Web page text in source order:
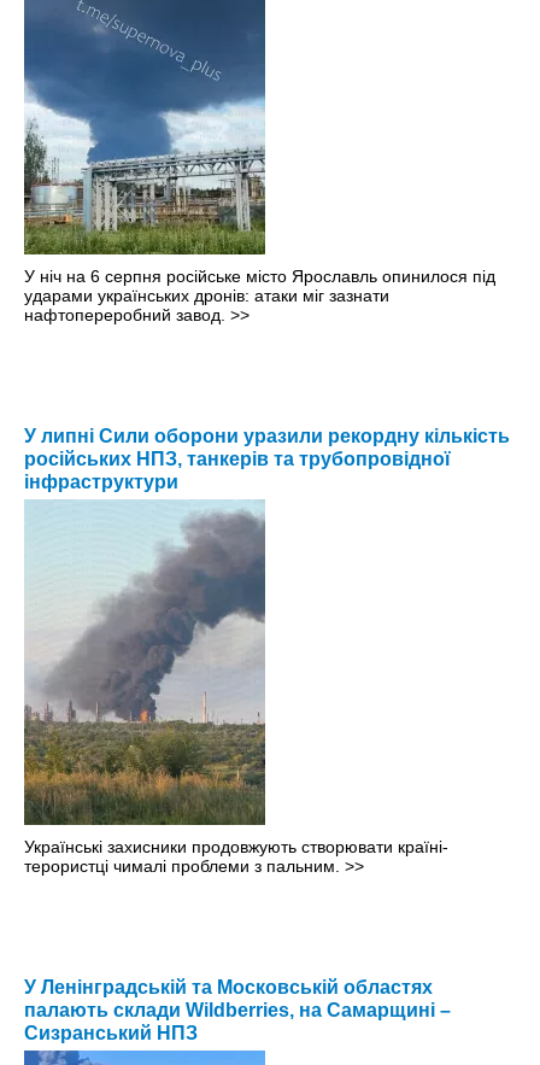
У ніч на 6 серпня російське місто Ярославль опинилося під
ударами українських дронів: атаки міг зазнати
нафтопереробний завод. >>
У липні Сили оборони уразили рекордну кількість
російських НПЗ, танкерів та трубопровідної
інфраструктури
Українські захисники продовжують створювати країні-
терористці чималі проблеми з пальним. >>
У Ленінградській та Московській областях
палають склади Wildberries, на Самарщині –
Сизранський НПЗ